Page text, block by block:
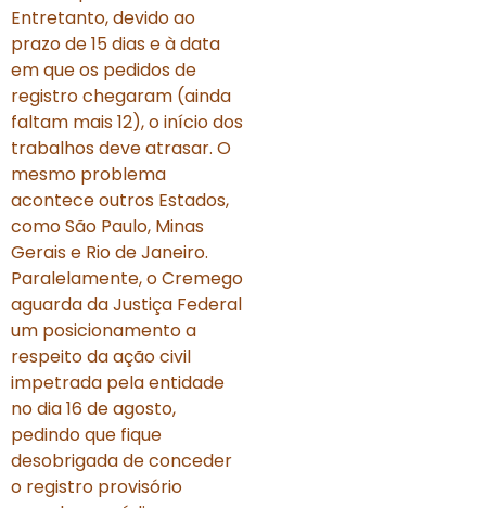
Entretanto, devido ao
prazo de 15 dias e à data
em que os pedidos de
registro chegaram (ainda
faltam mais 12), o início dos
trabalhos deve atrasar. O
mesmo problema
acontece outros Estados,
como São Paulo, Minas
Gerais e Rio de Janeiro.
Paralelamente, o Cremego
aguarda da Justiça Federal
um posicionamento a
respeito da ação civil
impetrada pela entidade
no dia 16 de agosto,
pedindo que fique
desobrigada de conceder
o registro provisório